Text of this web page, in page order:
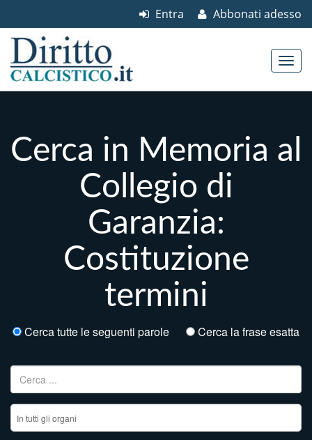
Abbonati adesso
Entra
Cerca in Memoria al
Collegio di
Garanzia:
Costituzione
termini
Cerca tutte le seguenti parole Cerca la frase esatta
Ricerca per: